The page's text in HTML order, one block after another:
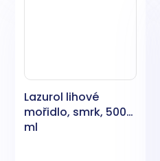
Lazurol lihové
mořidlo, smrk, 500
ml